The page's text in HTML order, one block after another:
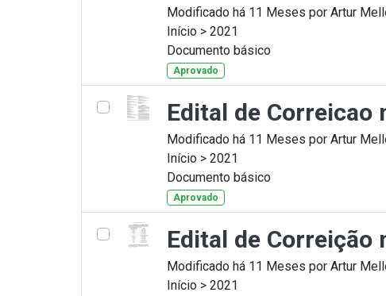
Modificado há 11 Meses por Artur
Início > 2021
Documento básico
Aprovado
Edital de Correicao
Modificado há 11 Meses por Artur
Início > 2021
Documento básico
Aprovado
Edital de Correição
Modificado há 11 Meses por Artur
Início > 2021